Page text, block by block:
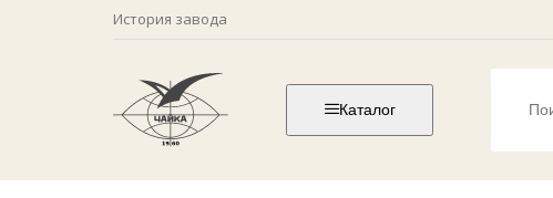
История завода
Каталог